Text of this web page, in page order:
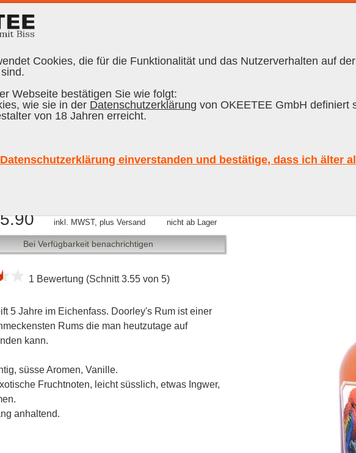
EN|Anmelden
Doorly's 5 Years Old Fine Old
inkl. MWST, plus Versand nicht ab Lager
Bei Verfügbarkeit benachrichtigen
1 Bewertung (Schnitt 3.55 von 5)
5 Jahre im Eichenfass. Doorley's Rum ist einer
Rums die man heutzutage auf
kann.
süsse Aromen, Vanille.
Fruchtnoten, leicht süsslich, etwas Ingwer,
anhaltend.
Cookies, die für die Funktionalität und das Nutzerverhalten auf der
Webseite bestätigen Sie wie folgt:
wie sie in der Datenschutzerklärung von OKEETEE GmbH definiert
von 18 Jahren erreicht.
einverstanden und bestätige, dass ich älter